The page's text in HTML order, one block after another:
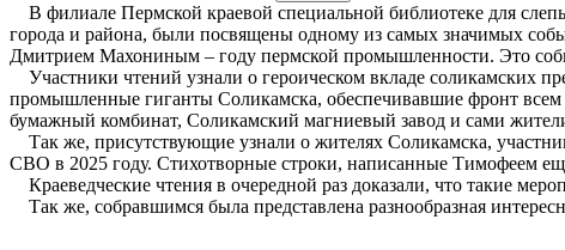
В филиале Пермской краевой специальной библиотеке для
города и района, были посвящены одному из самых значимых
Дмитрием Махониным – году пермской промышленности. Это
Участники чтений узнали о героическом вкладе соликамских
промышленные гиганты Соликамска, обеспечивавшие фронт
бумажный комбинат, Соликамский магниевый завод и сами
Так же, присутствующие узнали о жителях Соликамска,
СВО в 2025 году. Стихотворные строки, написанные Тимофеем
Краеведческие чтения в очередной раз доказали, что такие
Так же, собравшимся была представлена разнообразная